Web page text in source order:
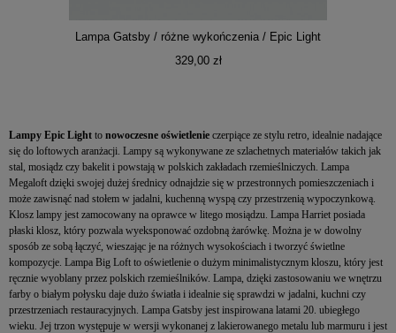
Lampa Gatsby / różne wykończenia / Epic Light
329,00 zł
Lampy Epic Light to nowoczesne oświetlenie czerpiące ze stylu retro, idealnie nadające
się do loftowych aranżacji. Lampy są wykonywane ze szlachetnych materiałów takich jak
stal, mosiądz czy bakelit i powstają w polskich zakładach rzemieślniczych. Lampa
Megaloft dzięki swojej dużej średnicy odnajdzie się w przestronnych pomieszczeniach i
może zawisnąć nad stołem w jadalni, kuchenną wyspą czy przestrzenią wypoczynkową.
Klosz lampy jest zamocowany na oprawce w litego mosiądzu. Lampa Harriet posiada
płaski klosz, który pozwala wyeksponować ozdobną żarówkę. Można je w dowolny
sposób ze sobą łączyć, wieszając je na różnych wysokościach i tworzyć świetlne
kompozycje. Lampa Big Loft to oświetlenie o dużym minimalistycznym kloszu, który jest
ręcznie wyoblany przez polskich rzemieślników. Lampa, dzięki zastosowaniu we wnętrzu
farby o białym połysku daje dużo światła i idealnie się sprawdzi w jadalni, kuchni czy
przestrzeniach restauracyjnych. Lampa Gatsby jest inspirowana latami 20. ubiegłego
wieku. Jej trzon występuje w wersji wykonanej z lakierowanego metalu lub marmuru i jest